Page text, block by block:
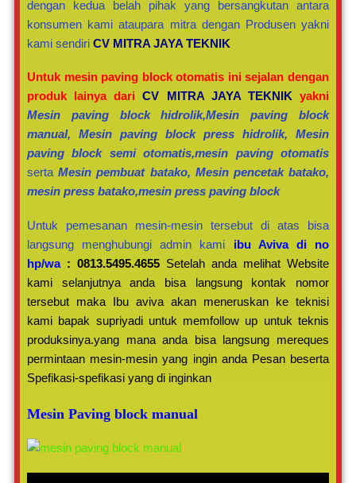
dengan kedua belah pihak yang bersangkutan antara
konsumen kami ataupara mitra dengan Produsen yakni
kami sendiri CV MITRA JAYA TEKNIK
Untuk mesin paving block otomatis ini sejalan dengan
produk lainya dariCV MITRA JAYA TEKNIK yakni
Mesin paving block hidrolik,Mesin paving block
manual, Mesin paving block press hidrolik, Mesin
paving block semi otomatis,mesin paving otomatis
sertaMesin pembuat batako, Mesin pencetak batako,
mesin press batako,mesin press paving block
Untuk pemesanan mesin-mesin tersebut di atas bisa
langsung menghubungi admin kami ibu Aviva di no
hp/wa : 0813.5495.4655 Setelah anda melihat Website
kami selanjutnya anda bisa langsung kontak nomor
tersebut maka Ibu aviva akan meneruskan ke teknisi
kami bapak supriyadi untuk memfollow up untuk teknis
produksinya.yang mana anda bisa langsung mereques
permintaan mesin-mesin yang ingin anda Pesan beserta
Spefikasi-spefikasi yang di inginkan
Mesin Paving block manual